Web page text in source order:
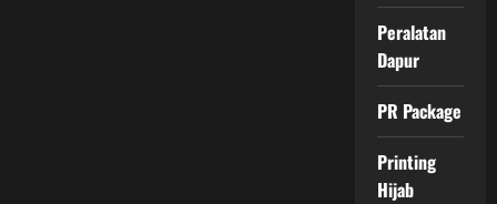
Peralatan
Dapur
PR Package
Printing
Hijab